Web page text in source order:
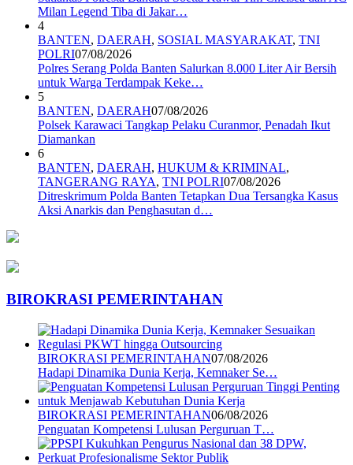
Milan Legend Tiba di Jakar…
4
BANTEN, DAERAH, SOSIAL MASYARAKAT, TNI
POLRI07/08/2026
Polres Serang Polda Banten Salurkan 8.000 Liter Air Bersih
untuk Warga Terdampak Keke…
5
BANTEN, DAERAH07/08/2026
Polsek Karawaci Tangkap Pelaku Curanmor, Penadah Ikut
Diamankan
6
BANTEN, DAERAH, HUKUM & KRIMINAL,
TANGERANG RAYA, TNI POLRI07/08/2026
Ditreskrimum Polda Banten Tetapkan Dua Tersangka Kasus
Aksi Anarkis dan Penghasutan d…
BIROKRASI PEMERINTAHAN
BIROKRASI PEMERINTAHAN07/08/2026
Hadapi Dinamika Dunia Kerja, Kemnaker Se…
BIROKRASI PEMERINTAHAN06/08/2026
Penguatan Kompetensi Lulusan Perguruan T…